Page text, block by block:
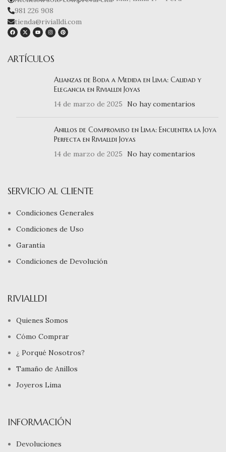
981 226 908
tienda@rivialldi.com
ARTÍCULOS
Alianzas de Boda a Medida en Lima: Calidad y
Elegancia en Rivialldi Joyas
14 de marzo de 2025
No hay comentarios
Anillos de Compromiso en Lima: Encuentra la Joya
Perfecta en Rivialldi Joyas
14 de marzo de 2025
No hay comentarios
SERVICIO AL CLIENTE
Condiciones Generales
Condiciones de Uso
Garantía
Condiciones de Devolución
RIVIALLDI
Quienes Somos
Cómo Comprar
¿ Porqué Nosotros?
Tamaño de Anillos
Joyeros Lima
INFORMACIÓN
Devoluciones